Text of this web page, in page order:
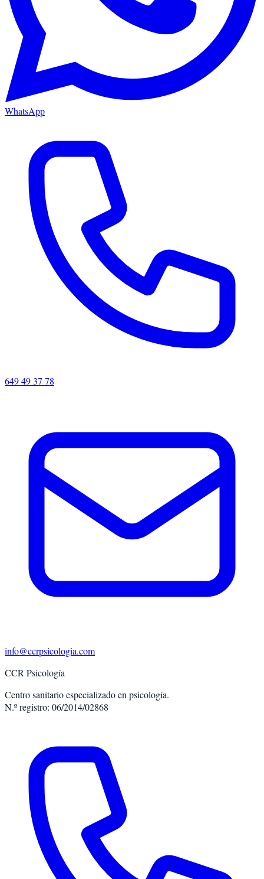
WhatsApp
649 49 37 78
info@ccrpsicologia.com
CCR Psicología
Centro sanitario especializado en psicología.
N.º registro: 06/2014/02868